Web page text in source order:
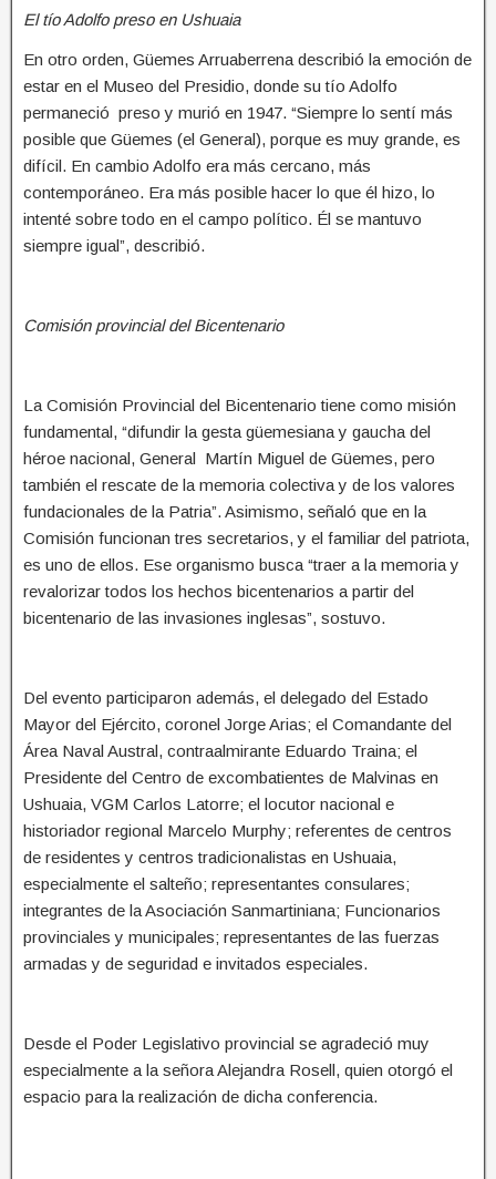
El tío Adolfo preso en Ushuaia
En otro orden, Güemes Arruaberrena describió la emoción de
estar en el Museo del Presidio, donde su tío Adolfo
permaneció preso y murió en 1947. “Siempre lo sentí más
posible que Güemes (el General), porque es muy grande, es
difícil. En cambio Adolfo era más cercano, más
contemporáneo. Era más posible hacer lo que él hizo, lo
intenté sobre todo en el campo político. Él se mantuvo
siempre igual”, describió.
Comisión provincial del Bicentenario
La Comisión Provincial del Bicentenario tiene como misión
fundamental, “difundir la gesta güemesiana y gaucha del
héroe nacional, General Martín Miguel de Güemes, pero
también el rescate de la memoria colectiva y de los valores
fundacionales de la Patria”. Asimismo, señaló que en la
Comisión funcionan tres secretarios, y el familiar del patriota,
es uno de ellos. Ese organismo busca “traer a la memoria y
revalorizar todos los hechos bicentenarios a partir del
bicentenario de las invasiones inglesas”, sostuvo.
Del evento participaron además, el delegado del Estado
Mayor del Ejército, coronel Jorge Arias; el Comandante del
Área Naval Austral, contraalmirante Eduardo Traina; el
Presidente del Centro de excombatientes de Malvinas en
Ushuaia, VGM Carlos Latorre; el locutor nacional e
historiador regional Marcelo Murphy; referentes de centros
de residentes y centros tradicionalistas en Ushuaia,
especialmente el salteño; representantes consulares;
integrantes de la Asociación Sanmartiniana; Funcionarios
provinciales y municipales; representantes de las fuerzas
armadas y de seguridad e invitados especiales.
Desde el Poder Legislativo provincial se agradeció muy
especialmente a la señora Alejandra Rosell, quien otorgó el
espacio para la realización de dicha conferencia.